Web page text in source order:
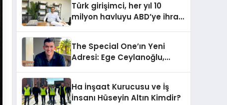
Katkılarıyla Tamamlandı
Türk girişimci, her yıl 10
milyon havluyu ABD’ye ihraç
The Special One’ın Yeni
Adresi: Ege Ceylanoğlu,
Geldi!
Ha İnşaat Kurucusu ve İş
İnsanı Hüseyin Altın Kimdir?